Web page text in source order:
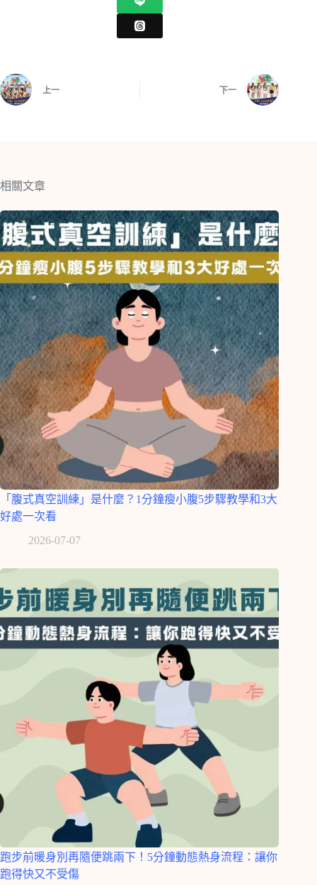
上一 下一
相關文章
「腹式真空訓練」是什麼？1分鐘瘦小腹5步驟教學和3大
好處一次看
2026-07-07
跑步前暖身別再隨便跳兩下！5分鐘動態熱身流程：讓你
跑得快又不受傷